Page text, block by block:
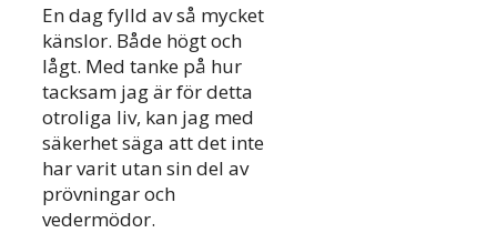
En dag fylld av så mycket
känslor. Både högt och
lågt. Med tanke på hur
tacksam jag är för detta
otroliga liv, kan jag med
säkerhet säga att det inte
har varit utan sin del av
prövningar och
vedermödor.